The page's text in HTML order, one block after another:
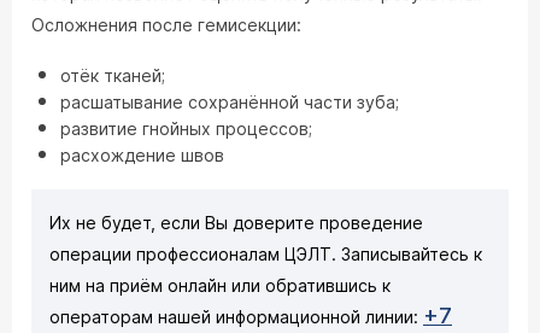
Осложнения после гемисекции:
отёк тканей;
расшатывание сохранённой части зуба;
развитие гнойных процессов;
расхождение швов
Их не будет, если Вы доверите проведение
операции профессионалам ЦЭЛТ. Записывайтесь к
ним на приём онлайн или обратившись к
операторам нашей информационной линии: +7